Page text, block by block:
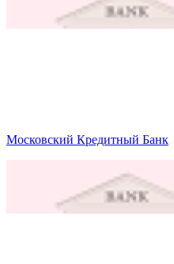
Московский Кредитный Банк